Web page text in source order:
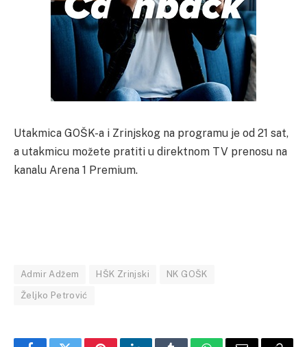
Utakmica GOŠK-a i Zrinjskog na programu je od 21 sat,
a utakmicu možete pratiti u direktnom TV prenosu na
kanalu Arena 1 Premium.
Admir Adžem HŠK Zrinjski NK GOŠK
Željko Petrović